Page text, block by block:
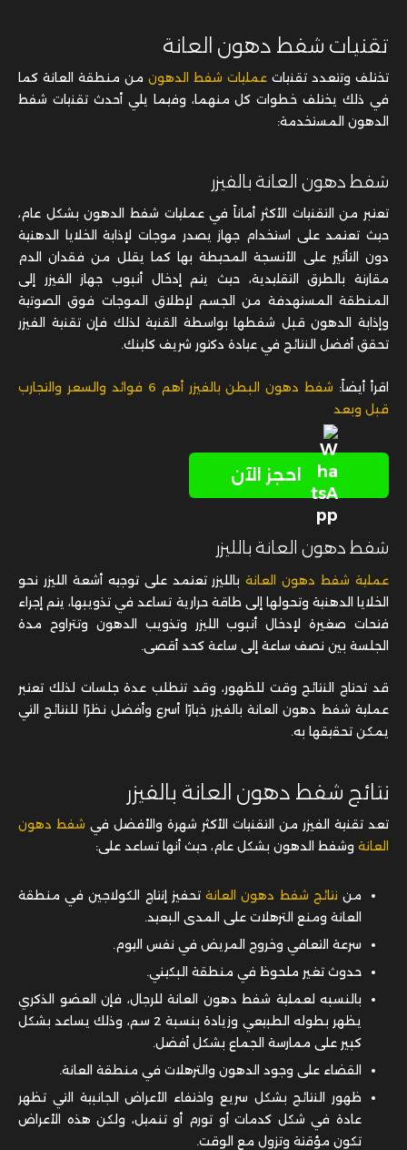
تقنيات شفط دهون العانة
تختلف وتتعدد تقنيات عمليات شفط الدهون من منطقة العانة كما
في ذلك يختلف خطوات كل منهما، وفيما يلي أحدث تقنيات شفط
الدهون المستخدمة:
شفط دهون العانة بالفيزر
تعتبر من التقنيات الأكثر أماناً في عمليات شفط الدهون بشكل عام،
حيث تعتمد على استخدام جهاز يصدر موجات لإذابة الخلايا الدهنية
دون التأثير على الأنسجة المحيطة بها كما يقلل من فقدان الدم
مقارنة بالطرق التقليدية، حيث يتم إدخال أنبوب جهاز الفيزر إلى
المنطقة المستهدفة من الجسم لإطلاق الموجات فوق الصوتية
وإذابة الدهون قبل شفطها بواسطة القنية لذلك فإن تقنية الفيزر
تحقق أفضل النتائج في عيادة دكتور شريف كلينك.
اقرأ أيضاً:
شفط دهون البطن بالفيزر أهم 6 فوائد والسعر والتجارب
قبل وبعد
احجز الآن
شفط دهون العانة بالليزر
عملية شفط دهون العانةبالليزر تعتمد على توجيه أشعة الليزر نحو
الخلايا الدهنية وتحولها إلى طاقة حرارية تساعد في تذويبها، يتم إجراء
فتحات صغيرة لإدخال أنبوب الليزر وتذويب الدهون وتتراوح مدة
الجلسة بين نصف ساعة إلى ساعة كحد أقصى.
قد تحتاج النتائج وقت للظهور، وقد تتطلب عدة جلسات لذلك تعتبر
عملية شفط دهون العانة بالفيزر خيارًا أسرع وأفضل نظرًا للنتائج التي
يمكن تحقيقها به.
نتائج شفط دهون العانة بالفيزر
تعد تقنية الفيزر من التقنيات الأكثر شهرة والأفضل في شفط دهون
العانة وشفط الدهون بشكل عام، حيث أنها تساعد على:
من نتائج شفط دهون العانةتحفيز إنتاج الكولاجين في منطقة
العانة ومنع الترهلات على المدى البعيد.
سرعة التعافي وخروج المريض في نفس اليوم.
حدوث تغير ملحوظ في منطقة البكيني.
بالنسبه لعملية شفط دهون العانة للرجال، فإن العضو الذكري
يظهر بطوله الطبيعي وزيادة بنسبة 2 سم، وذلك يساعد بشكل
كبير على ممارسة الجماع بشكل أفضل.
القضاء على وجود الدهون والترهلات في منطقة العانة.
ظهور النتائج بشكل سريع واختفاء الأعراض الجانبية التي تظهر
عادة في شكل كدمات أو تورم أو تنميل، ولكن هذه الأعراض
تكون مؤقتة وتزول مع الوقت.